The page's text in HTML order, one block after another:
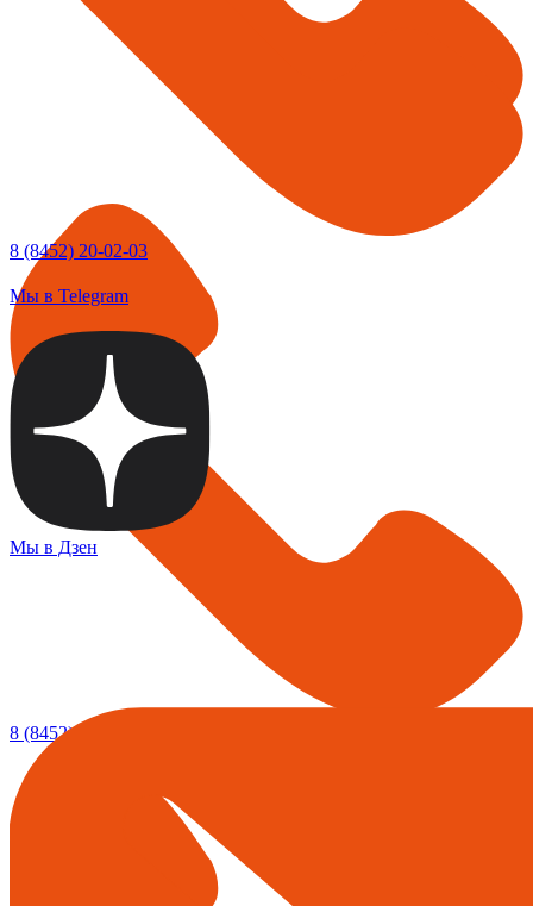
8 (8452) 20-02-03
8 (8452) 20-02-03
Мы в Telegram
Мы в Дзен